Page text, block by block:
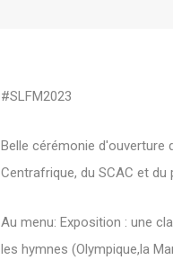
#SLFM2023
Belle cérémonie d'ouverture
Centrafrique, du SCAC et du
Au menu: Exposition : une
les hymnes (Olympique,la